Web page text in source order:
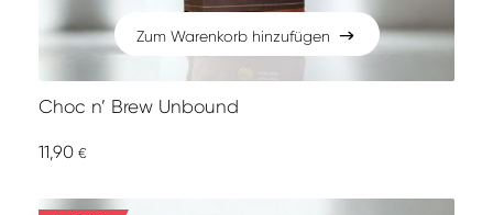
Zum Warenkorb hinzufügen
Zum Warenkorb hinzufügen
Choc n’ Brew Unbound
11,90 €